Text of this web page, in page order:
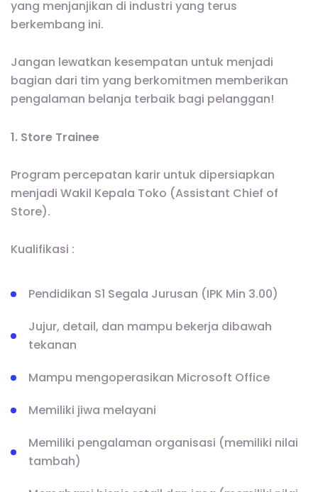
yang menjanjikan di industri yang terus
berkembang ini.
Jangan lewatkan kesempatan untuk menjadi
bagian dari tim yang berkomitmen memberikan
pengalaman belanja terbaik bagi pelanggan!
1. Store Trainee
Program percepatan karir untuk dipersiapkan
menjadi Wakil Kepala Toko (Assistant Chief of
Store).
Kualifikasi :
Pendidikan S1 Segala Jurusan (IPK Min 3.00)
Jujur, detail, dan mampu bekerja dibawah
tekanan
Mampu mengoperasikan Microsoft Office
Memiliki jiwa melayani
Memiliki pengalaman organisasi (memiliki nilai
tambah)